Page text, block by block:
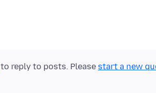
to reply to posts. Please start a new